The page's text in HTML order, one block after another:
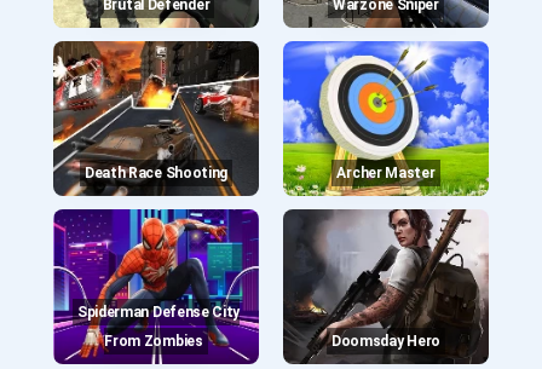
Brutal Defender Warzone Sniper
Death Race Shooting Archer Master
Spiderman Defense City
From Zombies
Doomsday Hero